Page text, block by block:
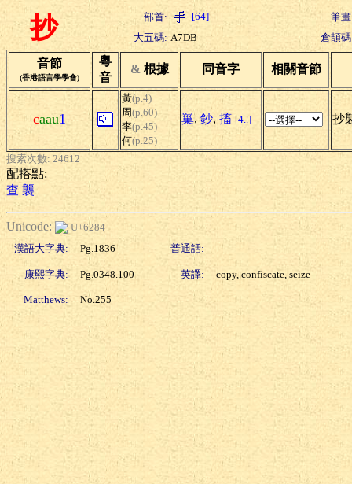
抄 部首: [64]
筆
大五碼: A7DB 倉頡
音節
(香港語言學學會)
粵
音
& 根據 同音字 相關音節
caau1
黃(p.4)
周(p.60)
李(p.45)
何(p.25)
罺, 鈔, 搐 [4..] 抄
搜索次數: 24612
配搭點:
查 襲
Unicode:
U+6284
漢語大字典:
Pg.1836 普通話:
康熙字典: Pg.0348.100 英譯: copy, confiscate, seize
Matthews: No.255